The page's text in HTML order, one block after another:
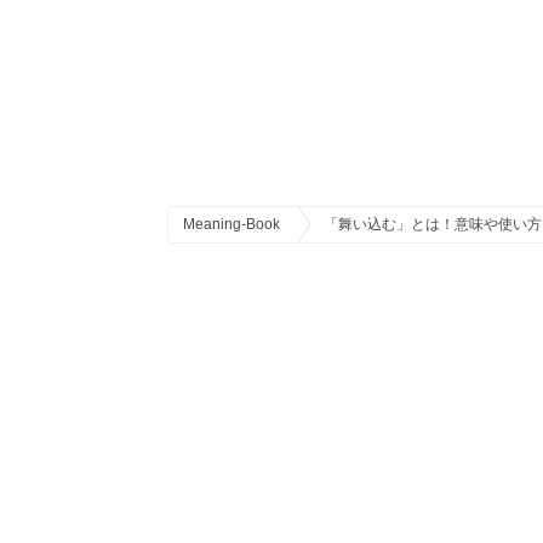
Meaning-Book 「舞い込む」とは！意味や使い